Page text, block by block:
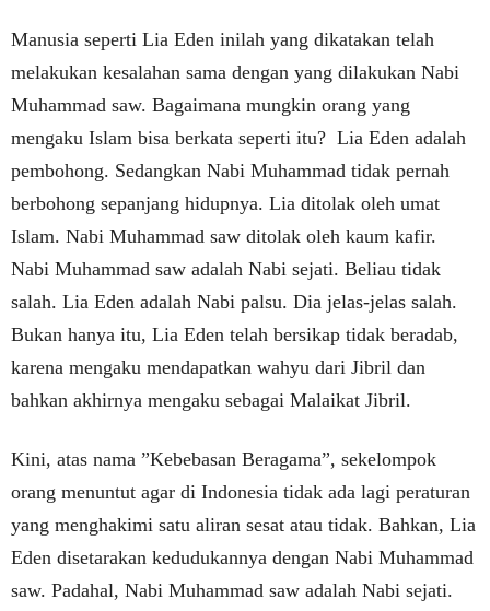
Manusia seperti Lia Eden inilah yang dikatakan telah
melakukan kesalahan sama dengan yang dilakukan Nabi
Muhammad saw. Bagaimana mungkin orang yang
mengaku Islam bisa berkata seperti itu? Lia Eden adalah
pembohong. Sedangkan Nabi Muhammad tidak pernah
berbohong sepanjang hidupnya. Lia ditolak oleh umat
Islam. Nabi Muhammad saw ditolak oleh kaum kafir.
Nabi Muhammad saw adalah Nabi sejati. Beliau tidak
salah. Lia Eden adalah Nabi palsu. Dia jelas-jelas salah.
Bukan hanya itu, Lia Eden telah bersikap tidak beradab,
karena mengaku mendapatkan wahyu dari Jibril dan
bahkan akhirnya mengaku sebagai Malaikat Jibril.
Kini, atas nama ”Kebebasan Beragama”, sekelompok
orang menuntut agar di Indonesia tidak ada lagi peraturan
yang menghakimi satu aliran sesat atau tidak. Bahkan, Lia
Eden disetarakan kedudukannya dengan Nabi Muhammad
saw. Padahal, Nabi Muhammad saw adalah Nabi sejati.